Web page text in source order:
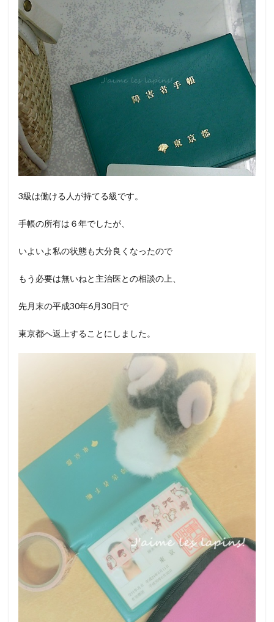
3級は働ける人が持てる級です。
手帳の所有は６年でしたが、
いよいよ私の状態も大分良くなったので
もう必要は無いねと主治医との相談の上、
先月末の平成30年6月30日で
東京都へ返上することにしました。